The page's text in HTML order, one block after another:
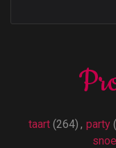
taart (264) , party